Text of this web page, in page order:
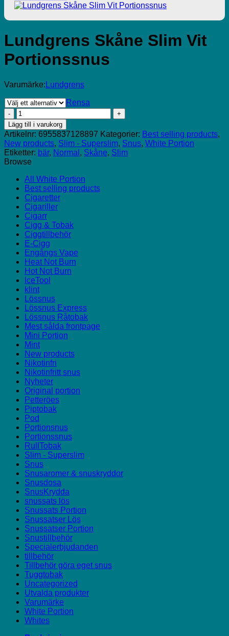
Lundgrens Skåne Slim Vit
Portionssnus
Varumärke: Lundgrens
Rensa
Lundgrens
Skåne
Slim
Vit
Portionssnus
mängd
Lägg till i varukorg
Artikelnr: 6955837128897 Kategorier: Best selling products,
New products, Slim - Superslim, Snus, White Portion
Etiketter: bär, Normal , Skåne, Slim
Browse
All White Portion
Best selling products
Cigaretter
Cigariller
Cigarr
Cigg & Tobak
Ciggtillbehör
E-Cigg
Engångs Vape
Heat Not Burn
Hot Not Burn
IceTool
klint
Lössnus
Lössnus Express
Lössnus Råtobak
Mest sålda frontpage
Mini Portion
Mint
New products
Nikotinfri
Nikotinfritt snus
Nyheter
Original portion
Petteröes
Piptobak
Pod
Portionsnus
Portionssnus
RullTobak
Slim - Superslim
Snus
Snusaromer & snuskryddor
Snusdosa
SnusKrydda
snussats lös
Snussats Portion
Snussatser Lös
Snussatser Portion
Snustillbehör
Specialerbjudanden
tillbehör
Tillbehör göra eget snus
Tuggtobak
Uncategorized
Utvalda produkter
Varumärke
White Portion
Whites